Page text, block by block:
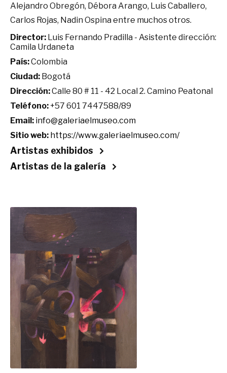
Alejandro Obregón, Débora Arango, Luis Caballero,
Carlos Rojas, Nadin Ospina entre muchos otros.
Director: Luis Fernando Pradilla - Asistente dirección:
Camila Urdaneta
País:Colombia
Ciudad: Bogotá
Dirección:Calle 80 # 11 - 42 Local 2. Camino Peatonal
Teléfono:+57 601 7447588/89
Email: info@galeriaelmuseo.com
Sitio web: https://www.galeriaelmuseo.com/
Artistas exhibidos
Artistas de la galería